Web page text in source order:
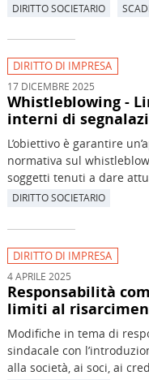
DIRITTO SOCIETARIO
DIRITTO DI IMPRESA
17 DICEMBRE 2025
Whistleblowing -
interni di
L’obiettivo è garantire
normativa sul
soggetti tenuti a dare
DIRITTO SOCIETARIO
DIRITTO DI IMPRESA
4 APRILE 2025
Responsabilità
limiti al
Modifiche in tema di
sindacale con
alla società, ai soci, ai